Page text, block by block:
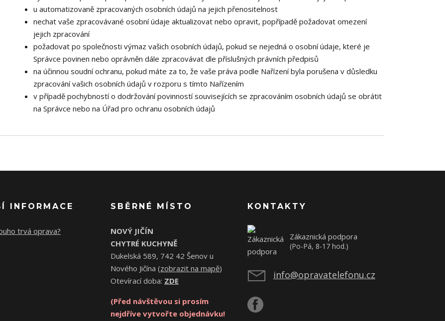
u automatizovaně zpracovaných osobních údajů na jejich přenositelnost
nechat vaše zpracovávané osobní údaje aktualizovat nebo opravit, popřípadě požadovat omezení
jejich zpracování
požadovat po společnosti výmaz vašich osobních údajů, pokud se nejedná o osobní údaje, které je
Správce povinen nebo oprávněn dále zpracovávat dle příslušných právních předpisů
na účinnou soudní ochranu, pokud máte za to, že vaše práva podle Nařízení byla porušena v důsledku
zpracování vašich osobních údajů v rozporu s tímto Nařízením
v případě pochybností o dodržování povinností souvisejících se zpracováním osobních údajů se obrátit
na Správce nebo na Úřad pro ochranu osobních údajů
INFORMACE
trvá oprava?
SBĚRNÉ MÍSTO
NOVÝ JIČÍN
CHYTRÉ KUCHYNĚ
Dukelská 589, 742 42 Šenov u
Nového Jičína (zobrazit na mapě)
Otevírací doba: ZDE
(Před návštěvou si prosím
nejdříve vytvořte objednávku!
KONTAKTY
Zákaznická podpora
(Po-Pá, 8-17 hod.)
info@opravatelefonu.cz